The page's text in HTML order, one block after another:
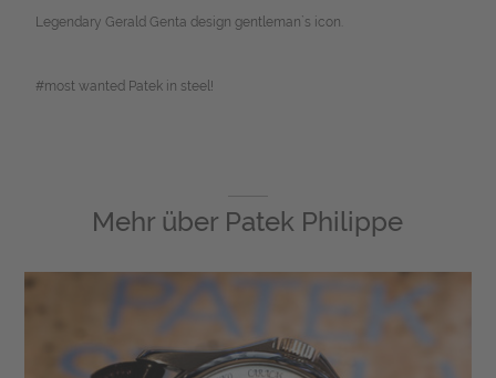
Legendary Gerald Genta design gentleman`s icon.
#most wanted Patek in steel!
Mehr über Patek Philippe